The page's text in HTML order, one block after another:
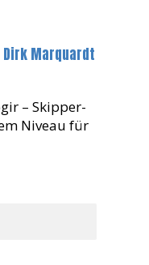
Dirk Marquardt
– Skipper-
Niveau für
diese